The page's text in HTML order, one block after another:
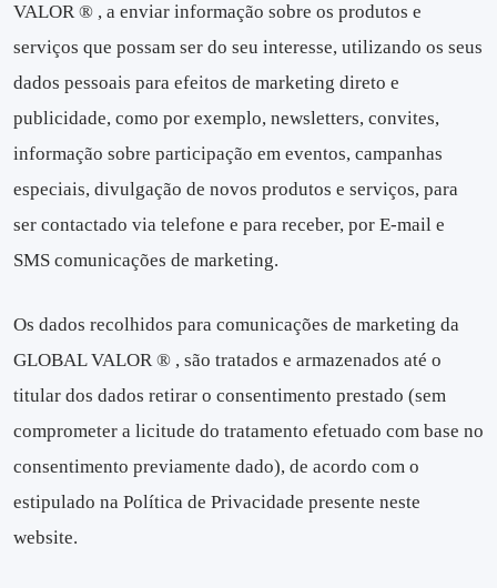
VALOR ® , a enviar informação sobre os produtos e
serviços que possam ser do seu interesse, utilizando os seus
dados pessoais para efeitos de marketing direto e
publicidade, como por exemplo, newsletters, convites,
informação sobre participação em eventos, campanhas
especiais, divulgação de novos produtos e serviços, para
ser contactado via telefone e para receber, por E-mail e
SMS comunicações de marketing.
Os dados recolhidos para comunicações de marketing da
GLOBAL VALOR ® , são tratados e armazenados até o
titular dos dados retirar o consentimento prestado (sem
comprometer a licitude do tratamento efetuado com base no
consentimento previamente dado), de acordo com o
estipulado na Política de Privacidade presente neste
website.